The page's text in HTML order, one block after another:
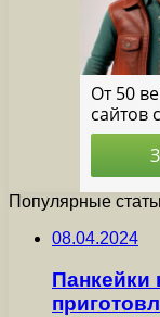
Популярные
08.04.2024
Панкейки